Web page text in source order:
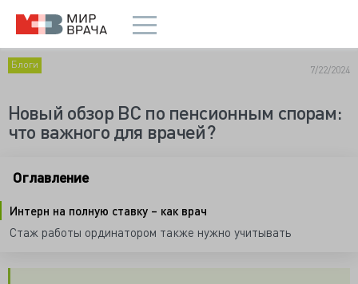
Блоги 7/22/2024
Новый обзор ВС по пенсионным спорам:
что важного для врачей?
Оглавление
Интерн на полную ставку – как врач
Стаж работы ординатором также нужно учитывать